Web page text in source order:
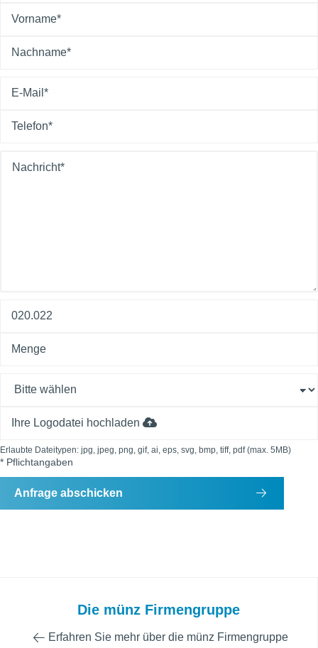
Ihre Logodatei hochladen
Erlaubte Dateitypen: jpg, jpeg, png, gif, ai, eps, svg, bmp, tiff, pdf (max. 5MB)
* Pflichtangaben
Anfrage abschicken
Die münz Firmengruppe
Erfahren Sie mehr über die münz Firmengruppe